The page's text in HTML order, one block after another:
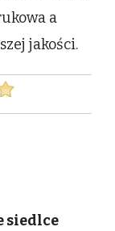
a
jakości.
siedlce